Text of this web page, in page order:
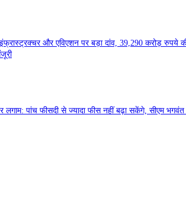
और एविएशन पर बड़ा दांव, 39,290 करोड़ रुपये
लगाम: पांच फीसदी से ज्यादा फीस नहीं बढ़ा सकेंगे, सीएम भगवंत